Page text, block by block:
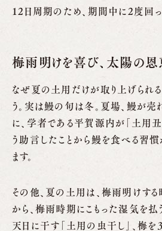
12日周期のため、期間中に2度回って
梅雨明けを喜び、太陽の恩
なぜ夏の土用だけが取り上げられる
う。実は鰻の旬は冬。夏場、鰻が
に、学者である平賀源内が「土用丑
う助言したことから鰻を食べる習
ます。
その他、夏の土用は、梅雨明けする
から、梅雨時期にこもった湿気を
天日に干す「土用の虫干し」、梅を